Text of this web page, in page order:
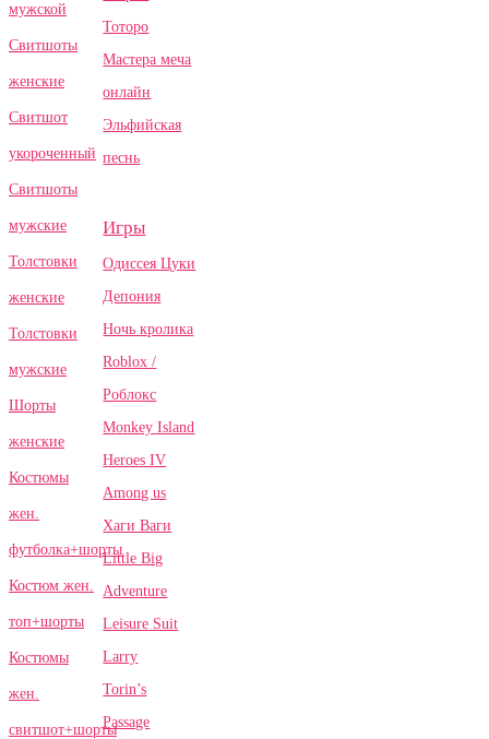
мужской
Свитшоты
женские
Свитшот
укороченный
Свитшоты
мужские
Толстовки
женские
Толстовки
мужские
Шорты
женские
Костюмы
жен.
футболка+шорты
Костюм жен.
топ+шорты
Костюмы
жен.
свитшот+шорты
Тоторо
Мастера меча
онлайн
Эльфийская
песнь
Игры
Одиссея Цуки
Депония
Ночь кролика
Roblox /
Роблокс
Monkey Island
Heroes IV
Among us
Хаги Ваги
Little Big
Adventure
Leisure Suit
Larry
Torin’s
Passage